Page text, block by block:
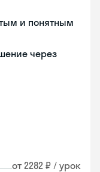
и понятным
через
от 2282 ₽ / урок